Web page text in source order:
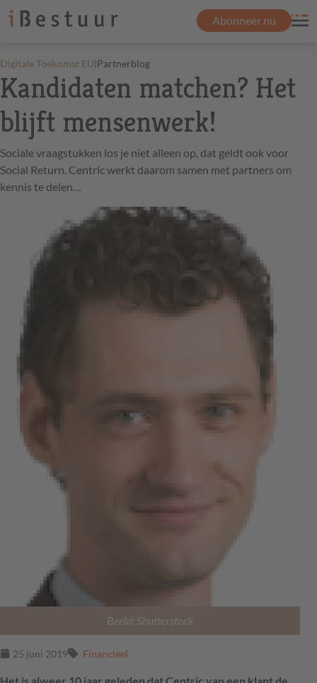
Abonneer nu
Digitale Toekomst EU|Partnerblog
Kandidaten matchen? Het
blijft mensenwerk!
Sociale vraagstukken los je niet alleen op, dat geldt ook voor
Social Return. Centric werkt daarom samen met partners om
kennis te delen…
Beeld: Shutterstock
25 juni 2019 Financieel